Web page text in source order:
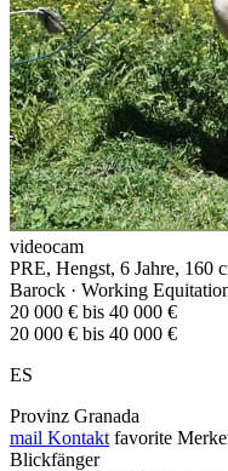
videocam
PRE, Hengst, 6 Jahre, 160
Barock · Working
20 000 € bis 40 000 €
20 000 € bis 40 000 €
ES
Provinz Granada
mail Kontakt favorite
Blickfänger